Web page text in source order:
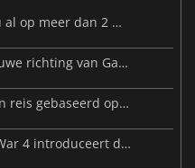
Resident Evil Veronica staat nu al op meer dan 2 miljoen verlanglijstjes
Beast of Reincarnation: de nieuwe richting van Game Freak
Big Walk is nu verkrijgbaar: een reis gebaseerd op vriendschap
Warhammer 40.000: Dawn of War 4 introduceert de Necron-factie